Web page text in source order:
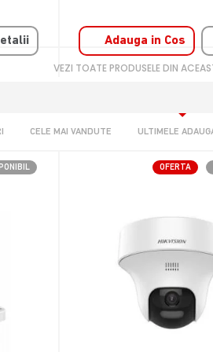
Adauga in Cos
VEZI TOATE PRODUSELE DIN
CELE MAI VANDUTE ULTIMELE